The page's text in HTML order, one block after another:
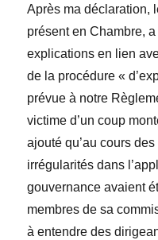
Après ma déclaration,
présent en Chambre,
explications en lien
de la procédure «
prévue à notre
victime d’un coup
ajouté qu’au cours
irrégularités dans
gouvernance avaient
membres de sa
à entendre des